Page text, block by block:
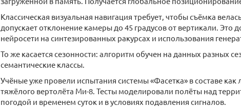
Классическая визуальная навигация требует, чтобы съёмка
допускает отклонение камеры до 45 градусов от вертикали. Это
нейросети на синтезированных ракурсах и использования
То же касается сезонности: алгоритм обучен на данных разных
семантические классы.
Учёные уже провели испытания системы «Фасетка» в составе как
тяжёлого вертолёта Ми-8. Тесты моделировали полёты над
погодой и временем суток и в условиях подавления сигналов.